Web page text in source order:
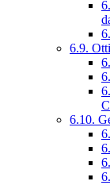
6.9.
6.10.